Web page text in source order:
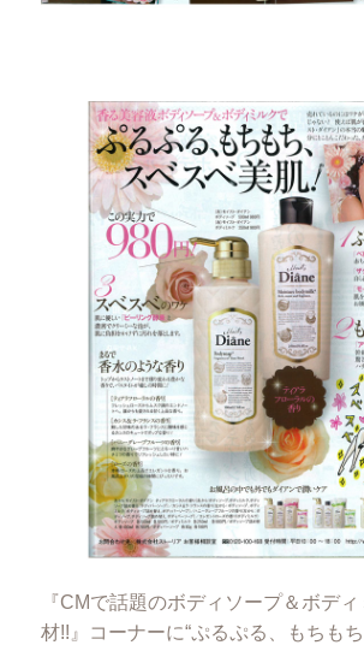
『CMで話題のボディソープ＆ボデ
材!!』コーナーに“ぷるぷる、もちも